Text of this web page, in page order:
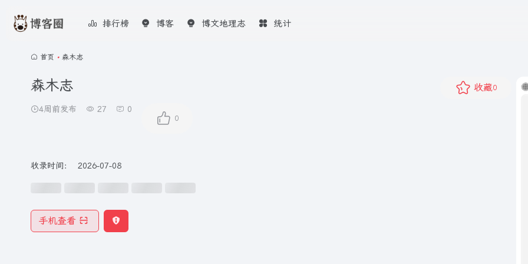
排行榜 博客 博文地理志 统计
首页 • 森木志
森木志
4周前发布 27 0
0
收藏0
收录时间： 2026-07-08
手机查看